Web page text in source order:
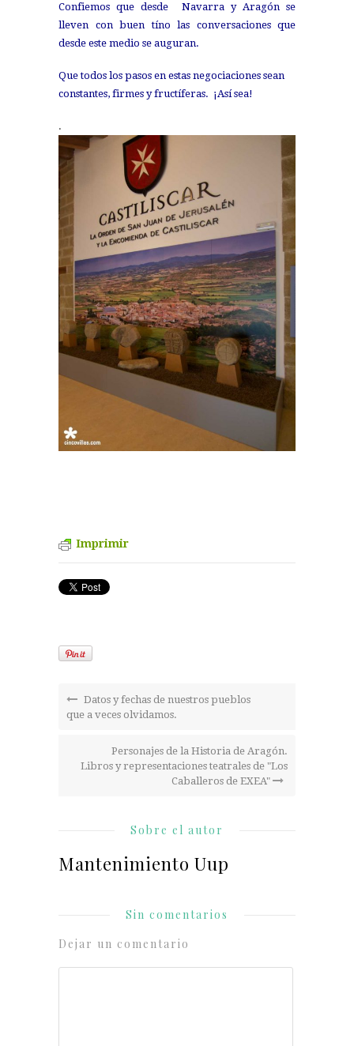
Confiemos que desde Navarra y Aragón se
lleven con buen tíno las conversaciones que
desde este medio se auguran.
Que todos los pasos en estas negociaciones sean
constantes, firmes y fructíferas. ¡Así sea!
.
Imprimir
Datos y fechas de nuestros pueblos
que a veces olvidamos.
Personajes de la Historia de Aragón.
Libros y representaciones teatrales de "Los
Caballeros de EXEA"
Sobre el autor
Mantenimiento Uup
Sin comentarios
Dejar un comentario